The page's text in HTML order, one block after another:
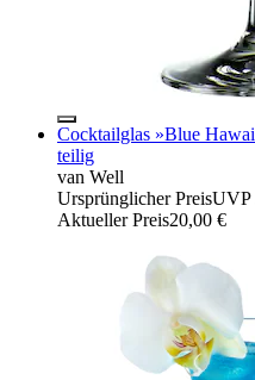
Cocktailglas »Blue
teilig
van Well
Ursprünglicher PreisUVP
Aktueller Preis20,00 €